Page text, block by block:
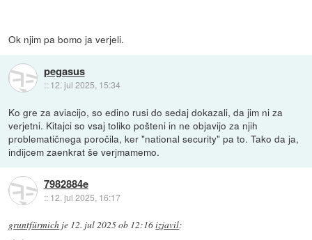
Ok njim pa bomo ja verjeli.
pegasus
:: 12. jul 2025, 15:34
Ko gre za aviacijo, so edino rusi do sedaj dokazali, da jim ni za
verjetni. Kitajci so vsaj toliko pošteni in ne objavijo za njih
problematičnega poročila, ker "national security" pa to. Tako da ja,
indijcem zaenkrat še verjmamemo.
7982884e
:: 12. jul 2025, 16:17
gruntfürmich je 12. jul 2025 ob 12:16izjavil: